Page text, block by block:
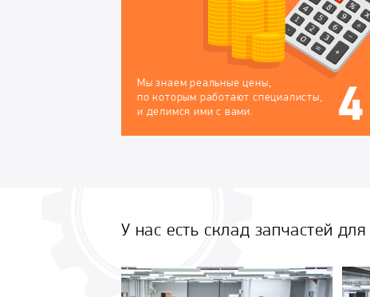
Мы знаем реальные цены,
по которым работают специалисты,
и делимся ими с вами.
У нас есть склад запчастей для